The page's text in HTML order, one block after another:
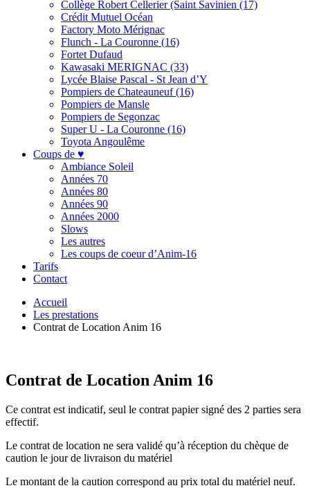
Collège Robert Cellerier (Saint Savinien (17)
Crédit Mutuel Océan
Factory Moto Mérignac
Flunch - La Couronne (16)
Fortet Dufaud
Kawasaki MERIGNAC (33)
Lycée Blaise Pascal - St Jean d’Y
Pompiers de Chateauneuf (16)
Pompiers de Mansle
Pompiers de Segonzac
Super U - La Couronne (16)
Toyota Angoulême
Coups de ♥
Ambiance Soleil
Années 70
Années 80
Années 90
Années 2000
Slows
Les autres
Les coups de coeur d’Anim-16
Tarifs
Contact
Accueil
Les prestations
Contrat de Location Anim 16
Contrat de Location Anim 16
Ce contrat est indicatif, seul le contrat papier signé des 2 parties sera
effectif.
Le contrat de location ne sera validé quʼà réception du chèque de
caution le jour de livraison du matériel
Le montant de la caution correspond au prix total du matériel neuf.